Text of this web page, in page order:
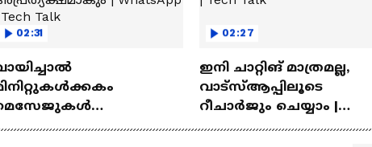
02:31 02:27
ഇനി ചാറ്റിങ് മാത്രമല്ല,
വാട്‌സ്‌ആപ്പിലൂടെ
റീചാർജും ചെയ്യാം |